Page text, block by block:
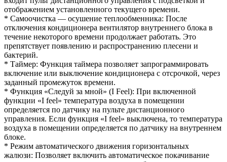
отображением установленного текущего времени.
* Самоочистка — осушение теплообменника: После
отключения кондиционера вентилятор внутреннего блока в
течение некоторого времени продолжает работать. Это
препятствует появлению и распространению плесени и
бактерий.
* Таймер: Функция таймера позволяет запрограммировать
включение или выключение кондиционера с отсрочкой, через
заданный промежуток времени.
* Функция «Следуй за мной» (I Feel): При включенной
функции «I feel» температура воздуха в помещении
определяется по датчику на пульте дистанционного
управления. Если функция «I feel» выключена, то температура
воздуха в помещении определяется по датчику на внутреннем
блоке.
* Режим автоматического движения горизонтальных
жалюзи: Позволяет включить автоматическое покачивание